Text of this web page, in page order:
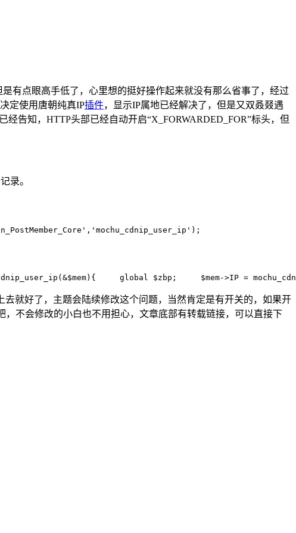
有点眼高手低了，心里想的挺好操作起来就没有那么省事了，经过
定使用唐朝纯真IP插件，显示IP属地已经解决了，但是又双叒叕遇
告知，HTTP头部已经自动开启“X_FORWARDED_FOR”标头，但
录。
global $zbp;     $mem->IP =
就好了，主题会陆续修改这个问题，当然肯定是有开关的，如果开
不会修改的小白也不用担心，文章底部有转载链接，可以直接下